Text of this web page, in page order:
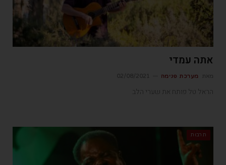
אתה עמדי
מערכת פנימה
הראל טל פותח את שערי הלב
תרבות